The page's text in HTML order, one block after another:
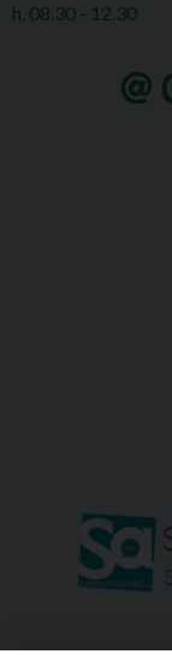
h. 08.30 - 12.30